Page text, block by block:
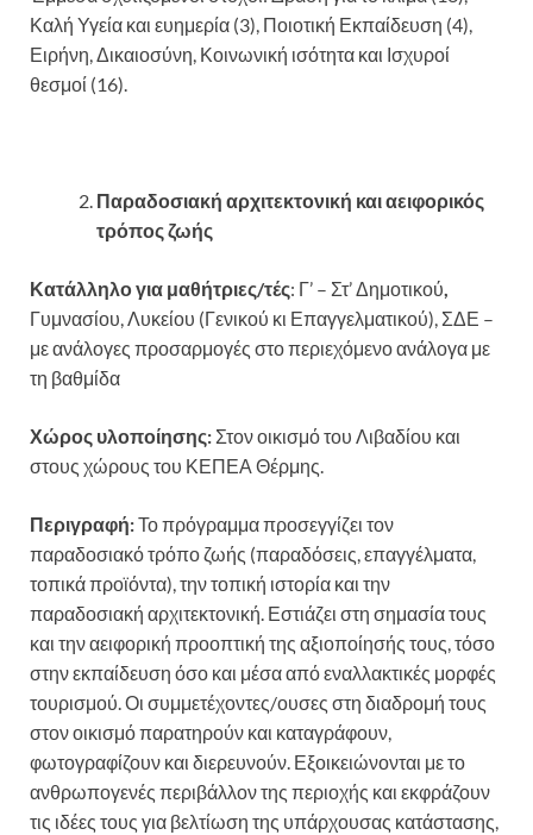
Καλή Υγεία και ευημερία (3), Ποιοτική Εκπαίδευση (4),
Ειρήνη, Δικαιοσύνη, Κοινωνική ισότητα και Ισχυροί
θεσμοί (16).
Παραδοσιακή αρχιτεκτονική και αειφορικός
τρόπος ζωής
Κατάλληλο για μαθήτριες/τές: Γ’ – Στ’ Δημοτικού,
Γυμνασίου, Λυκείου (Γενικού κι Επαγγελματικού), ΣΔΕ –
με ανάλογες προσαρμογές στο περιεχόμενο ανάλογα με
τη βαθμίδα
Χώρος υλοποίησης: Στον οικισμό του Λιβαδίου και
στους χώρους του ΚΕΠΕΑ Θέρμης.
Περιγραφή:Το πρόγραμμα προσεγγίζει τον
παραδοσιακό τρόπο ζωής (παραδόσεις, επαγγέλματα,
τοπικά προϊόντα), την τοπική ιστορία και την
παραδοσιακή αρχιτεκτονική. Εστιάζει στη σημασία τους
και την αειφορική προοπτική της αξιοποίησής τους, τόσο
στην εκπαίδευση όσο και μέσα από εναλλακτικές μορφές
τουρισμού. Οι συμμετέχοντες/ουσες στη διαδρομή τους
στον οικισμό παρατηρούν και καταγράφουν,
φωτογραφίζουν και διερευνούν. Εξοικειώνονται με το
ανθρωπογενές περιβάλλον της περιοχής και εκφράζουν
τις ιδέες τους για βελτίωση της υπάρχουσας κατάστασης,